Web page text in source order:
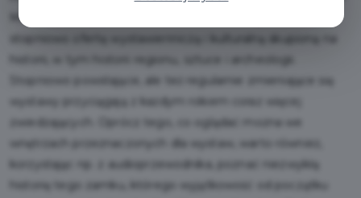
Malborku, który poza troską o obiekt, tworzy także
Stopniowo powstające, ale też regularnie zmieniające się
wystawy przyciągają z każdym rokiem coraz więcej
zwiedzających. Oprócz tego, co oglądać można we
wnętrzach przeznaczonych dla wystaw, warto również,
korzystając np. z audioprzewodnika, poznać niezwykłą
historię tego zamku, którego wyjątkowość od początku